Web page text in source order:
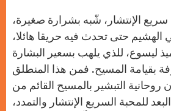
الإنتشار، شّبه بشرارة صغيرة،
حتى تحدث فيه حريقا هائلا،
ليسوع، للذي يلهب بسعير البشارة
بقيامة المسيح. فمن هذا المنطلق
روحانية التبشير بالمسيح القائم من
للمحبة السريع الإنتشار والتمدد،